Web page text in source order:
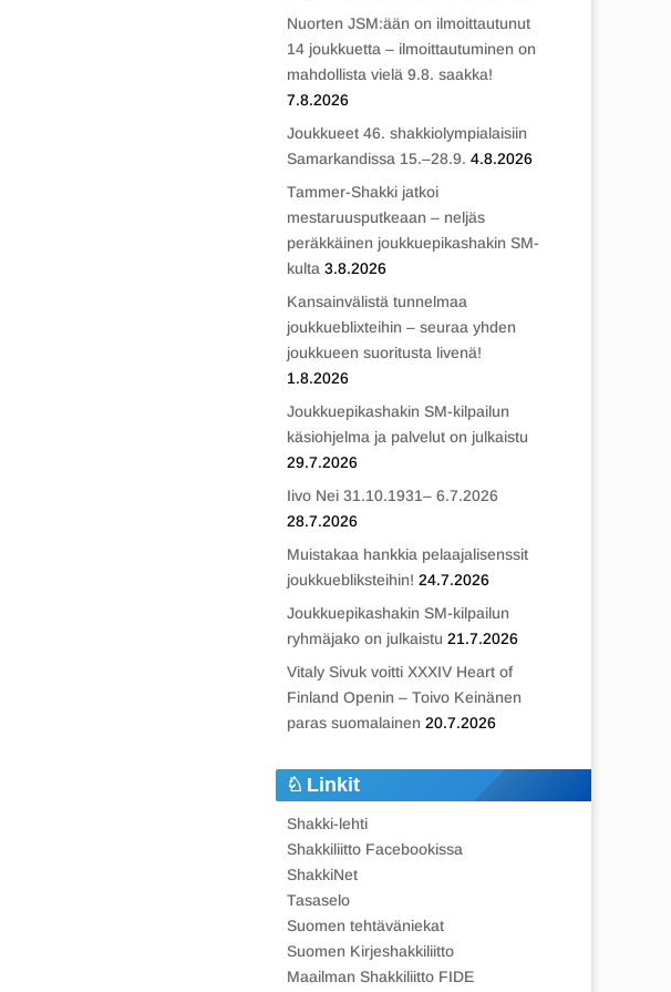
Nuorten JSM:ään on ilmoittautunut
14 joukkuetta – ilmoittautuminen on
mahdollista vielä 9.8. saakka!
7.8.2026
Joukkueet 46. shakkiolympialaisiin
Samarkandissa 15.–28.9. 4.8.2026
Tammer-Shakki jatkoi
mestaruusputkeaan – neljäs
peräkkäinen joukkuepikashakin SM-
kulta 3.8.2026
Kansainvälistä tunnelmaa
joukkueblixteihin – seuraa yhden
joukkueen suoritusta livenä!
1.8.2026
Joukkuepikashakin SM-kilpailun
käsiohjelma ja palvelut on julkaistu
29.7.2026
Iivo Nei 31.10.1931– 6.7.2026
28.7.2026
Muistakaa hankkia pelaajalisenssit
joukkuebliksteihin! 24.7.2026
Joukkuepikashakin SM-kilpailun
ryhmäjako on julkaistu 21.7.2026
Vitaly Sivuk voitti XXXIV Heart of
Finland Openin – Toivo Keinänen
paras suomalainen 20.7.2026
Linkit
Shakki-lehti
Shakkiliitto Facebookissa
ShakkiNet
Tasaselo
Suomen tehtäväniekat
Suomen Kirjeshakkiliitto
Maailman Shakkiliitto FIDE